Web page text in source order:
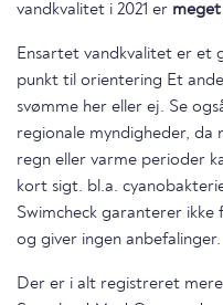
vandkvalitet i 2021 er
Ensartet vandkvalitet er et
punkt til orientering Et
svømme her eller ej. Se
regionale myndigheder, da
regn eller varme perioder
kort sigt. bl.a.
Swimcheck garanterer
og giver ingen anbefalinger.
Der er i alt registreret